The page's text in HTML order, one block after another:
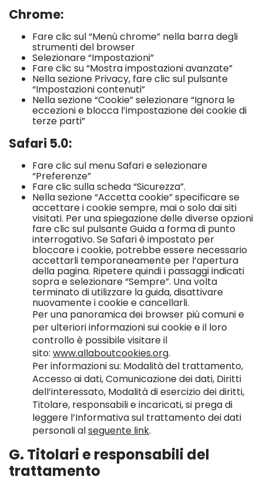
Chrome:
Fare clic sul “Menù chrome” nella barra degli
strumenti del browser
Selezionare “Impostazioni”
Fare clic su “Mostra impostazioni avanzate”
Nella sezione Privacy, fare clic sul pulsante
“Impostazioni contenuti”
Nella sezione “Cookie” selezionare “Ignora le
eccezioni e blocca l’impostazione dei cookie di
terze parti”
Safari 5.0:
Fare clic sul menu Safari e selezionare
“Preferenze”
Fare clic sulla scheda “Sicurezza”.
Nella sezione “Accetta cookie” specificare se
accettare i cookie sempre, mai o solo dai siti
visitati. Per una spiegazione delle diverse opzioni
fare clic sul pulsante Guida a forma di punto
interrogativo. Se Safari è impostato per
bloccare i cookie, potrebbe essere necessario
accettarli temporaneamente per l’apertura
della pagina. Ripetere quindi i passaggi indicati
sopra e selezionare “Sempre”. Una volta
terminato di utilizzare la guida, disattivare
nuovamente i cookie e cancellarli.
Per una panoramica dei browser più comuni e
per ulteriori informazioni sui cookie e il loro
controllo è possibile visitare il
sito: www.allaboutcookies.org.
Per informazioni su: Modalità del trattamento,
Accesso ai dati, Comunicazione dei dati, Diritti
dell’interessato, Modalità di esercizio dei diritti,
Titolare, responsabili e incaricati, si prega di
leggere l’Informativa sul trattamento dei dati
personali alseguente link.
G. Titolari e responsabili del
trattamento